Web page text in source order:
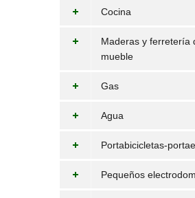
Cocina
Maderas y ferretería
mueble
Gas
Agua
Portabicicletas-
Pequeños